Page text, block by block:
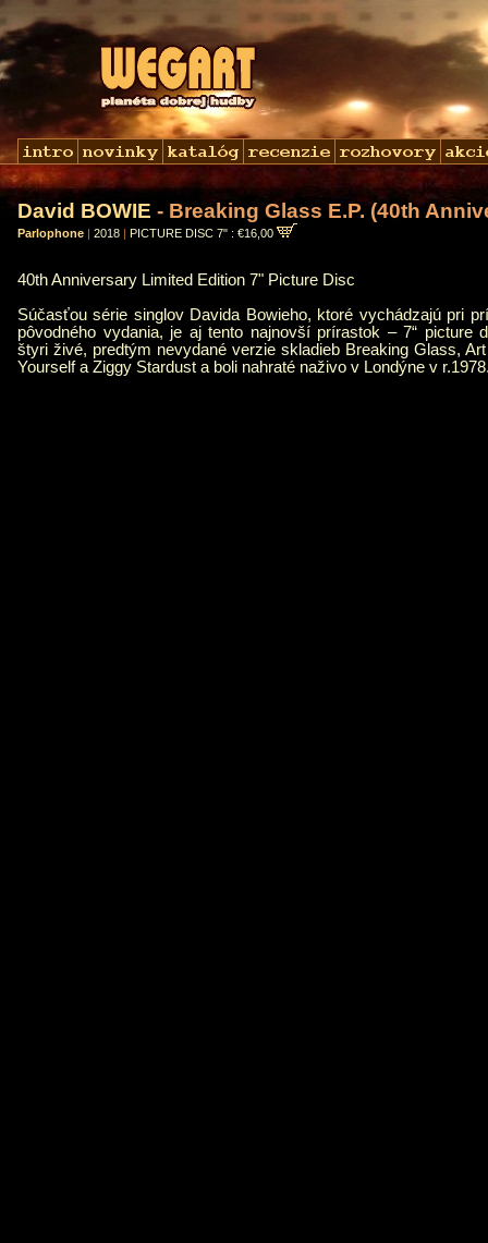
David BOWIE - Breaking Glass E.P. (40th
Parlophone | 2018 | PICTURE DISC 7" : €16,00
40th Anniversary Limited Edition 7" Picture Disc
Súčasťou série singlov Davida Bowieho, ktoré vychádzajú pri
pôvodného vydania, je aj tento najnovší prírastok – 7“ picture
štyri živé, predtým nevydané verzie skladieb Breaking Glass,
Yourself a Ziggy Stardust a boli nahraté naživo v Londýne v